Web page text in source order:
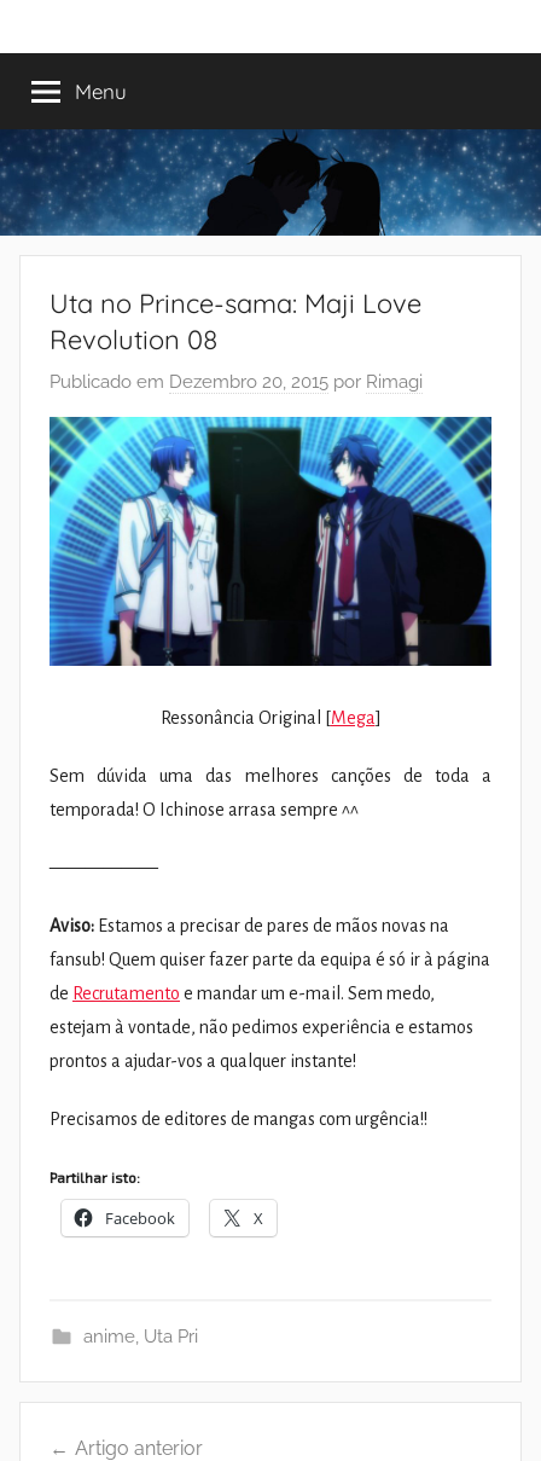
paraMundo
do
Shoujo
anos
a
trazer-
romances
Menu
Uta no Prince-sama: Maji Love
Revolution 08
Publicado em Dezembro 20, 2015 por Rimagi
Ressonância Original [Mega]
Sem dúvida uma das melhores canções de toda a
temporada! O Ichinose arrasa sempre ^^
——————
Aviso: Estamos a precisar de pares de mãos novas na
fansub! Quem quiser fazer parte da equipa é só ir à página
de Recrutamento e mandar um e-mail. Sem medo,
estejam à vontade, não pedimos experiência e estamos
prontos a ajudar-vos a qualquer instante!
Precisamos de editores de mangas com urgência!!
Partilhar isto:
Facebook X
anime, Uta Pri
Artigo anterior